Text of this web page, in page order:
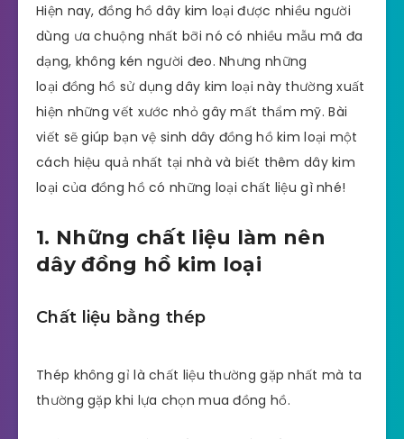
Hiện nay, đồng hồ dây kim loại được nhiều người
dùng ưa chuộng nhất bỡi nó có nhiều mẫu mã đa
dạng, không kén người đeo. Nhưng những
loại đồng hồ sử dụng dây kim loại này thường xuất
hiện những vết xước nhỏ gây mất thẩm mỹ. Bài
viết sẽ giúp bạn vệ sinh dây đồng hồ kim loại một
cách hiệu quả nhất tại nhà và biết thêm dây kim
loại của đồng hồ có những loại chất liệu gì nhé!
1. Những chất liệu làm nên
dây đồng hồ kim loại
Chất liệu bằng thép
Thép không gỉ là chất liệu thường gặp nhất mà ta
thường gặp khi lựa chọn mua đồng hồ.